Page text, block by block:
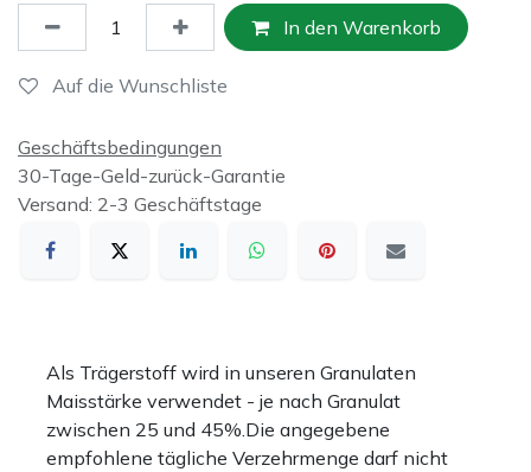
In den Warenkorb
Auf die Wunschliste
Geschäftsbedingungen
30-Tage-Geld-zurück-Garantie
Versand: 2-3 Geschäftstage
Als Trägerstoff wird in unseren Granulaten
Maisstärke verwendet - je nach Granulat
zwischen 25 und 45%.Die angegebene
empfohlene tägliche Verzehrmenge darf nicht